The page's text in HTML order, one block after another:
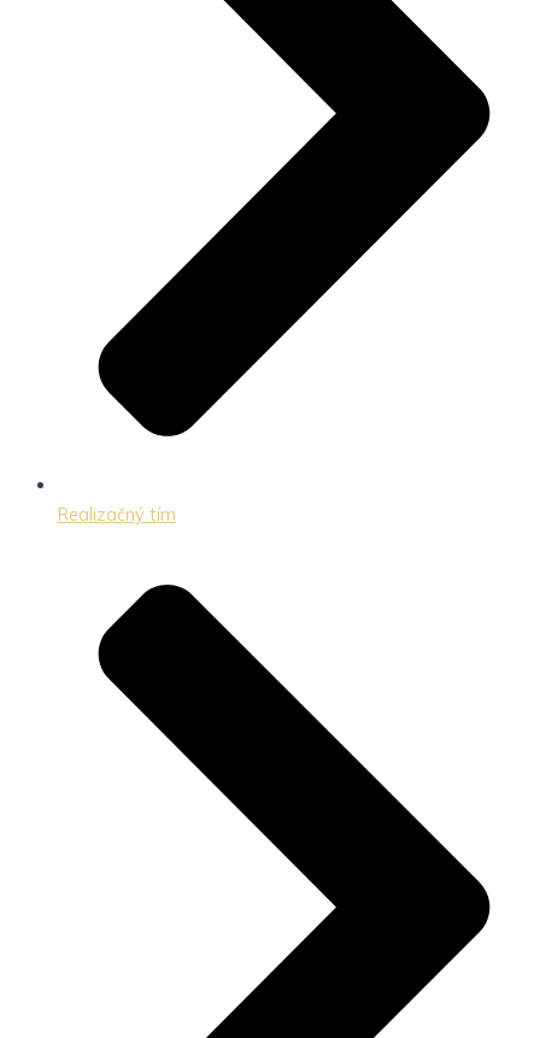
Realizačný tím